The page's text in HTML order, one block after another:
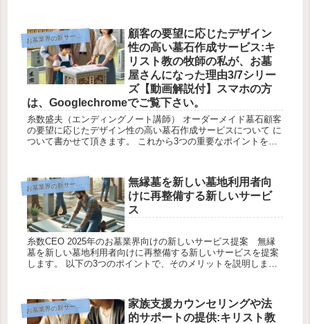
お 墓業界の新サービスご提案
顧客の要望に応じたデザイン
性の高い墓石作成サービス:キ
リスト教の牧師の私が、お墓
屋さんになった理由3/7シリー
ズ【動画解説付】スマホの方
は、Googlechromeでご覧下さい。
糸数盛夫（エンディングノート講師） オーダーメイド墓石顧客
の要望に応じたデザイン性の高い墓石作成サービスについて に
ついて書かせて頂きます。 これから3つの重要なポイントを中
お墓業界の新サービスご提案
無縁墓を新しい墓地利用者向
けに再整備する新しいサービ
ス
糸数CEO 2025年のお墓業界向けの新しいサービス提案 無縁
墓を新しい墓地利用者向けに再整備する新しいサービスを提案
します。 以下の3つのポイントで、そのメリットを説明しま
お 墓業界の新サービスご提案
家族支援カウンセリングや法
的サポートの提供:キリスト教